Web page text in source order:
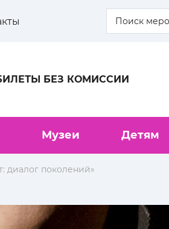
БЕЗ КОМИССИИ
Музеи Детям
диалог поколений»